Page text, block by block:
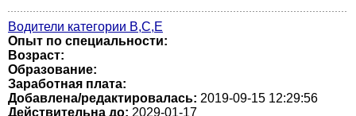
Водители категории В,С,Е
Опыт по специальности:
Возраст:
Образование:
Заработная плата:
Добавлена/редактировалась: 2019-09-15 12:29:56
Действительна до: 2029-01-17